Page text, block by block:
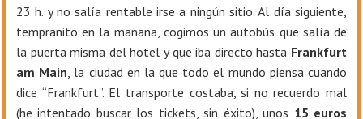
23 h. y no salía rentable irse a ningún sitio. Al día siguiente,
tempranito en la mañana, cogimos un autobús que salía de
la puerta misma del hotel y que iba directo hasta Frankfurt
am Main , la ciudad en la que todo el mundo piensa cuando
dice “Frankfurt”. El transporte costaba, si no recuerdo mal
(he intentado buscar los tickets, sin éxito), unos 15 euros